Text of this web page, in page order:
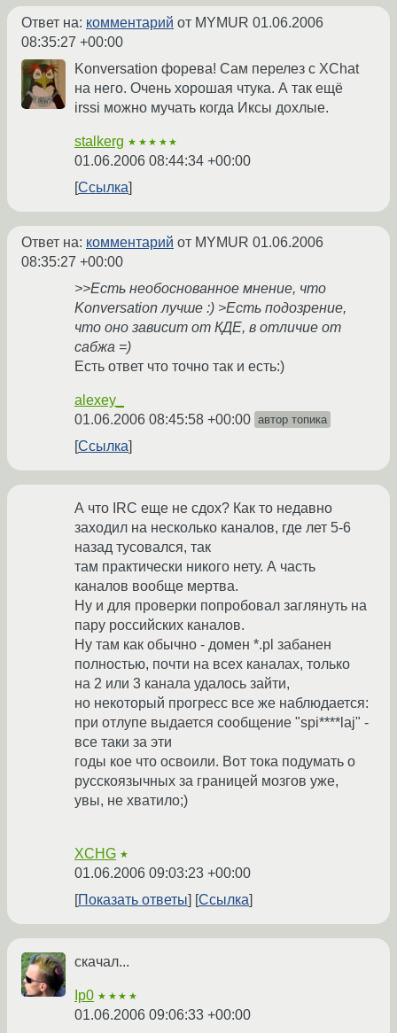
Ответ на: комментарий от MYMUR 01.06.2006
08:35:27 +00:00
Konversation форева! Сам перелез с XChat
на него. Очень хорошая чтука. А так ещё
irssi можно мучать когда Иксы дохлые.
stalkerg ★★★★★
01.06.2006 08:44:34 +00:00
Ссылка
Ответ на: комментарий от MYMUR 01.06.2006
08:35:27 +00:00
>>Есть необоснованное мнение, что
Konversation лучше :) >Есть подозрение,
что оно зависит от КДЕ, в отличие от
сабжа =)
Есть ответ что точно так и есть:)
alexey_
01.06.2006 08:45:58 +00:00 автор топика
Ссылка
А что IRC еще не сдох? Как то недавно
заходил на несколько каналов, где лет 5-6
назад тусовался, так
там практически никого нету. А часть
каналов вообще мертва.
Ну и для проверки попробовал заглянуть на
пару российских каналов.
Ну там как обычно - домен *.pl забанен
полностью, почти на всех каналах, только
на 2 или 3 канала удалось зайти,
но некоторый прогресс все же наблюдается:
при отлупе выдается сообщение "spi****laj" -
все таки за эти
годы кое что освоили. Вот тока подумать о
русскоязычных за границей мозгов уже,
увы, не хватило;)
XCHG ★
01.06.2006 09:03:23 +00:00
Показать ответы
Ссылка
скачал...
Ip0 ★★★★
01.06.2006 09:06:33 +00:00